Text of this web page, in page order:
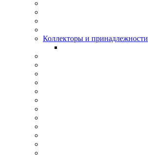
Коллекторы и принадлежности